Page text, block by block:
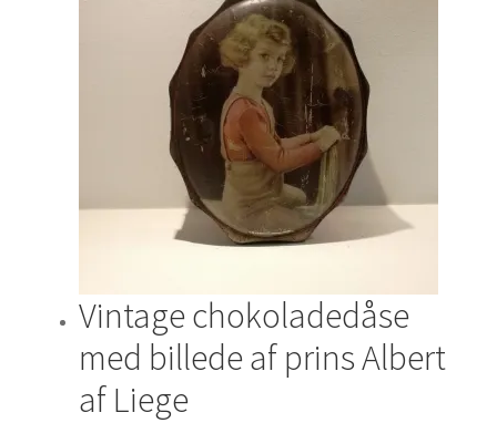
Vintage chokoladedåse
med billede af prins Albert
af Liege